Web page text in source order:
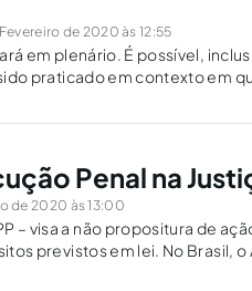
de 2020 às 12:55
em plenário. É possível,
praticado em contexto em
Penal na
de 2020 às 13:00
– visa a não propositura de
previstos em lei. No Brasil,